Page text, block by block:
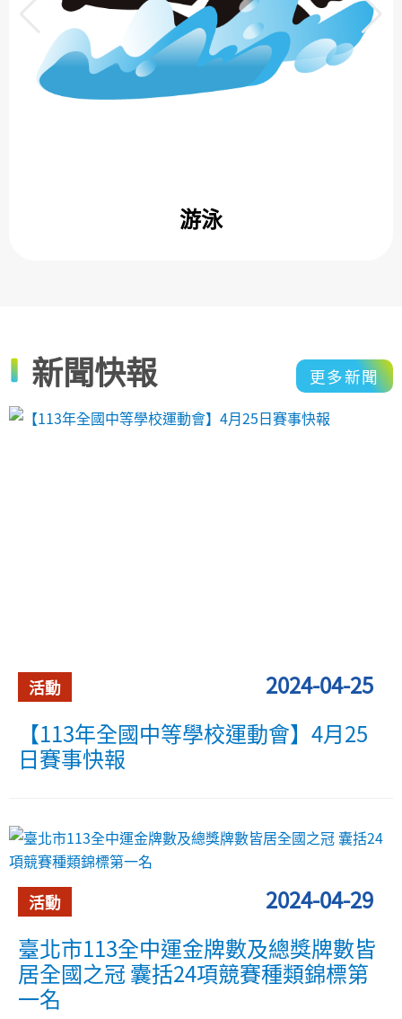
游泳
新聞快報 更多新聞
活動
2024-04-25
【113年全國中等學校運動會】4月25
日賽事快報
活動
2024-04-29
臺北市113全中運金牌數及總獎牌數皆
居全國之冠 囊括24項競賽種類錦標第
一名